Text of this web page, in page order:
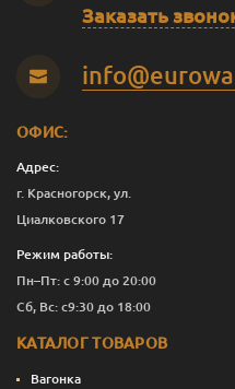
Заказать
ОФИС:
Адрес:
г. Красногорск, ул.
Циалковского 17
Режим работы:
Пн–Пт: с 9:00 до 20:00
Сб, Вс: с9:30 до 18:00
КАТАЛОГ ТОВАРОВ
Вагонка